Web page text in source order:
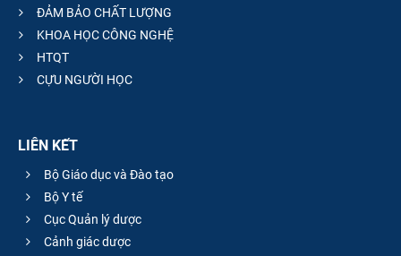
ĐẢM BẢO CHẤT LƯỢNG
KHOA HỌC CÔNG NGHỆ
HTQT
CỰU NGƯỜI HỌC
LIÊN KẾT
Bộ Giáo dục và Đào tạo
Bộ Y tế
Cục Quản lý dược
Cảnh giác dược